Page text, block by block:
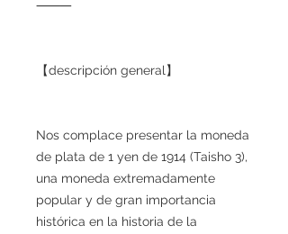
⸻
【descripción general】
Nos complace presentar la moneda
de plata de 1 yen de 1914 (Taisho 3),
una moneda extremadamente
popular y de gran importancia
histórica en la historia de la